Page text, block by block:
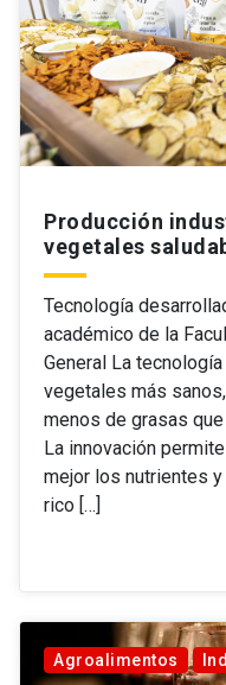
Producción
vegetales
Tecnología
académico de la
General La
vegetales más
menos de grasas
La innovación
mejor los nutrientes
rico […]
Agroalimentos